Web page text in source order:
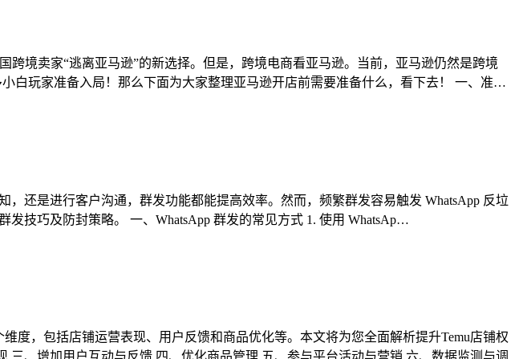
跨境卖家“逃离亚马逊”的新选择。但是，跨境电商看亚马逊。当前，亚马逊仍然是跨境
白玩家准备入局！那么下面为大家整理亚马逊开店前需要准备什么，看下去！ 一、准…
还是进行客户沟通，群发功能都能提高效率。然而，频繁群发容易触发 WhatsApp 反垃
技巧及防封策略。 一、WhatsApp 群发的常见方式 1. 使用 WhatsAp…
度，包括店铺运营表现、用户反馈和商品优化等。本文将为您全面解析提升Temu店铺权